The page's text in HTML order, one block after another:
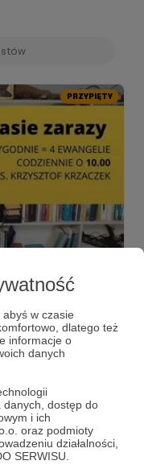
w czasie
dlatego też
informacje o
danych
danych, dostęp do
i ich
oraz podmioty
działalności,
SERWISU.
PRZYPIĘTY
szaleństwo...i z
+7